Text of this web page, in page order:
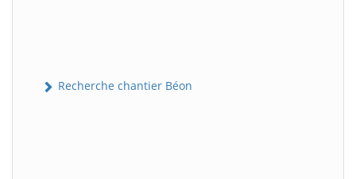
Recherche chantier Béon